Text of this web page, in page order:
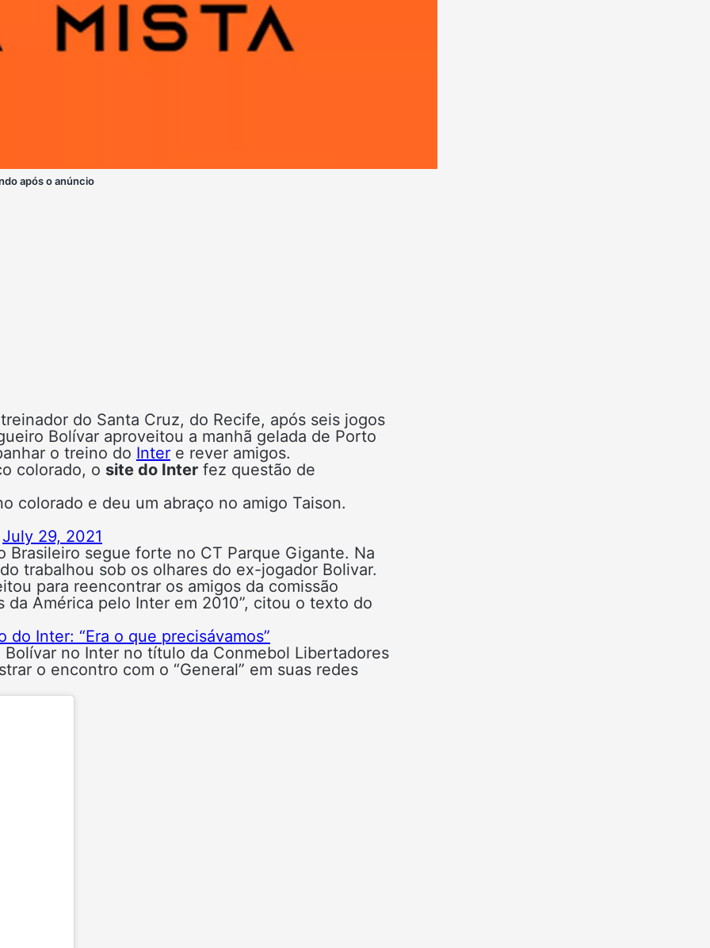
após o anúncio
do Santa Cruz, do Recife, após seis jogos
Bolívar aproveitou a manhã gelada de Porto
o treino do Inter e rever amigos.
colorado, o site do Inter fez questão de
colorado e deu um abraço no amigo Taison.
July 29, 2021
Brasileiro segue forte no CT Parque Gigante. Na
trabalhou sob os olhares do ex-jogador Bolivar.
para reencontrar os amigos da comissão
América pelo Inter em 2010”, citou o texto do
Inter: “Era o que precisávamos”
no Inter no título da Conmebol Libertadores
o encontro com o “General” em suas redes